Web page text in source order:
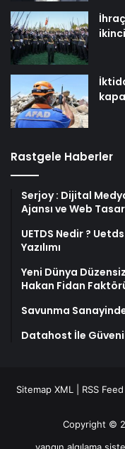
Rastgele Haberler
Serjoy : Dijital
Ajansı ve Web
UETDS Nedir ?
Yazılımı
Yeni Dünya
Hakan Fidan
Savunma
Datahost İle
Sitemap XML RSS Feed
Copyright ©